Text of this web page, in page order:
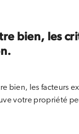
bien, les
bien, les facteurs
votre propriété